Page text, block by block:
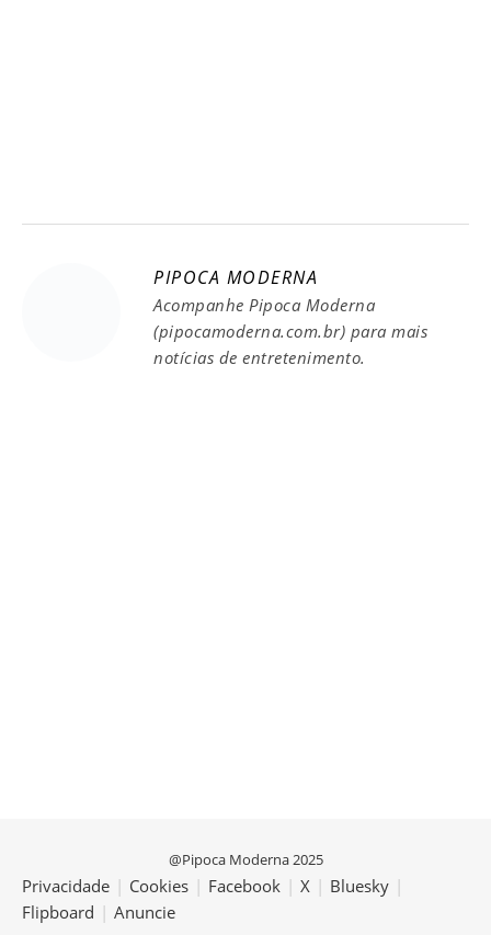
PIPOCA MODERNA
Acompanhe Pipoca Moderna
(pipocamoderna.com.br) para mais
notícias de entretenimento.
@Pipoca Moderna 2025
Privacidade | Cookies | Facebook | X | Bluesky |
Flipboard | Anuncie